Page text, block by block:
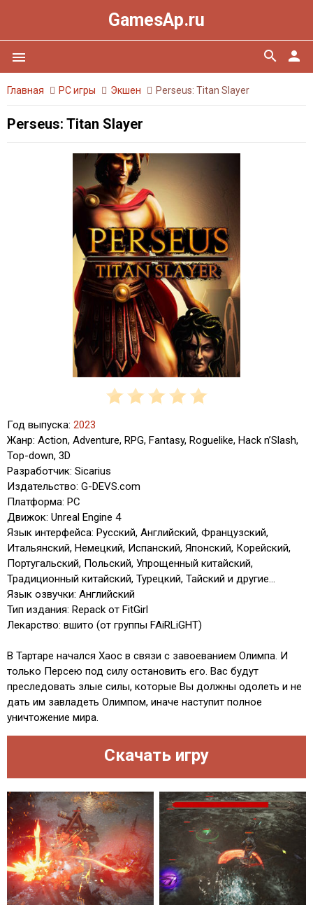
GamesAp.ru
menu person
search
Главная PC игры Экшен Perseus: Titan Slayer
Perseus: Titan Slayer
Год выпуска: 2023
Жанр: Action, Adventure, RPG, Fantasy, Roguelike, Hack n’Slash,
Top-down, 3D
Разработчик: Sicarius
Издательство: G-DEVS.com
Платформа: PC
Движок: Unreal Engine 4
Язык интерфейса: Русский, Английский, Французский,
Итальянский, Немецкий, Испанский, Японский, Корейский,
Португальский, Польский, Упрощенный китайский,
Традиционный китайский, Турецкий, Тайский и другие...
Язык озвучки: Английский
Тип издания: Repack от FitGirl
Лекарство: вшито (от группы FAiRLiGHT)
В Тартаре начался Хаос в связи с завоеванием Олимпа. И
только Персею под силу остановить его. Вас будут
преследовать злые силы, которые Вы должны одолеть и не
дать им завладеть Олимпом, иначе наступит полное
уничтожение мира.
Скачать игру